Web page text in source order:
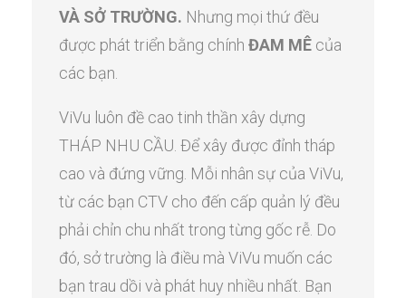
VÀ SỞ TRƯỜNG. Nhưng mọi thứ đều
được phát triển bằng chínhĐAM MÊ của
các bạn.
ViVu luôn đề cao tinh thần xây dựng
THÁP NHU CẦU. Để xây được đỉnh tháp
cao và đứng vững. Mỗi nhân sự của ViVu,
từ các bạn CTV cho đến cấp quản lý đều
phải chỉn chu nhất trong từng gốc rễ. Do
đó, sở trường là điều mà ViVu muốn các
bạn trau dồi và phát huy nhiều nhất. Bạn